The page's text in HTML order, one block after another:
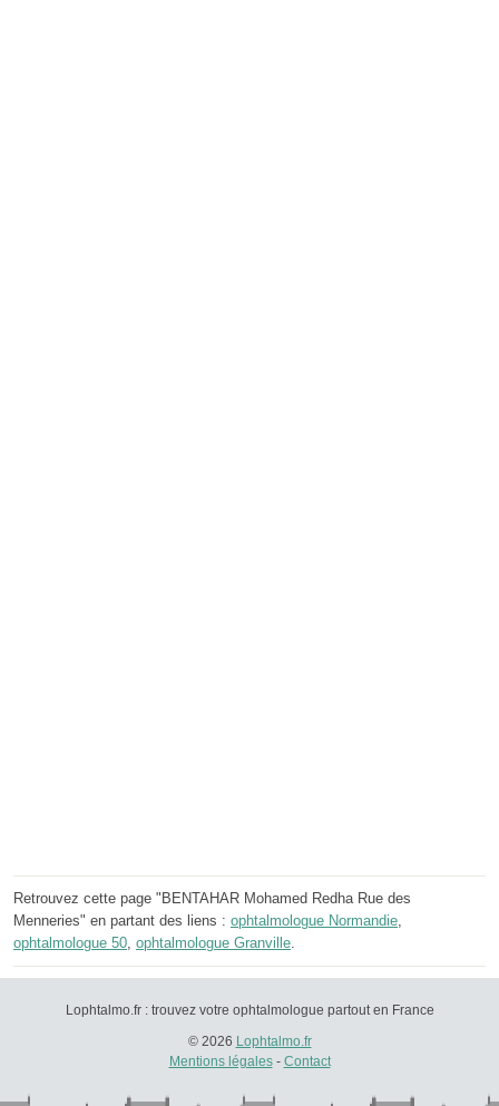
Retrouvez cette page "BENTAHAR Mohamed Redha Rue des
Menneries" en partant des liens : ophtalmologue Normandie
ophtalmologue 50 ophtalmologue Granville
Lophtalmo.fr : trouvez votre ophtalmologue partout en France
© 2026 Lophtalmo.fr
Mentions légales- Contact